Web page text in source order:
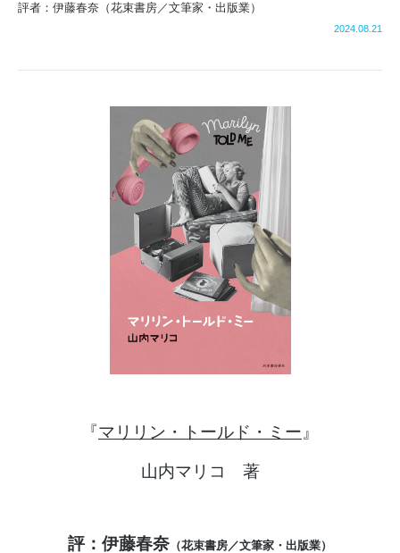
評者：伊藤春奈（花束書房／文筆家・出版業）
2024.08.21
『マリリン・トールド・ミー 』
山内マリコ 著
評：伊藤春奈 （花束書房／文筆家・出版業）